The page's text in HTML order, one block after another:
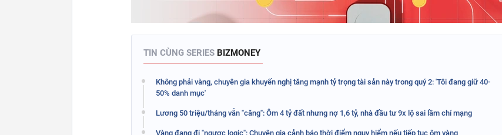
TIN CÙNG SERIES BIZMONEY
Không phải vàng, chuyên gia khuyến nghị tăng mạnh tỷ trọng tài sản này trong quý 2: 'Tôi đang giữ 40-
50% danh mục'
Lương 50 triệu/tháng vẫn "căng": Ôm 4 tỷ đất nhưng nợ 1,6 tỷ, nhà đầu tư 9x lộ sai lầm chí mạng
Vàng đang đi "ngược logic": Chuyên gia cảnh báo thời điểm nguy hiểm nếu tiếp tục ôm vàng